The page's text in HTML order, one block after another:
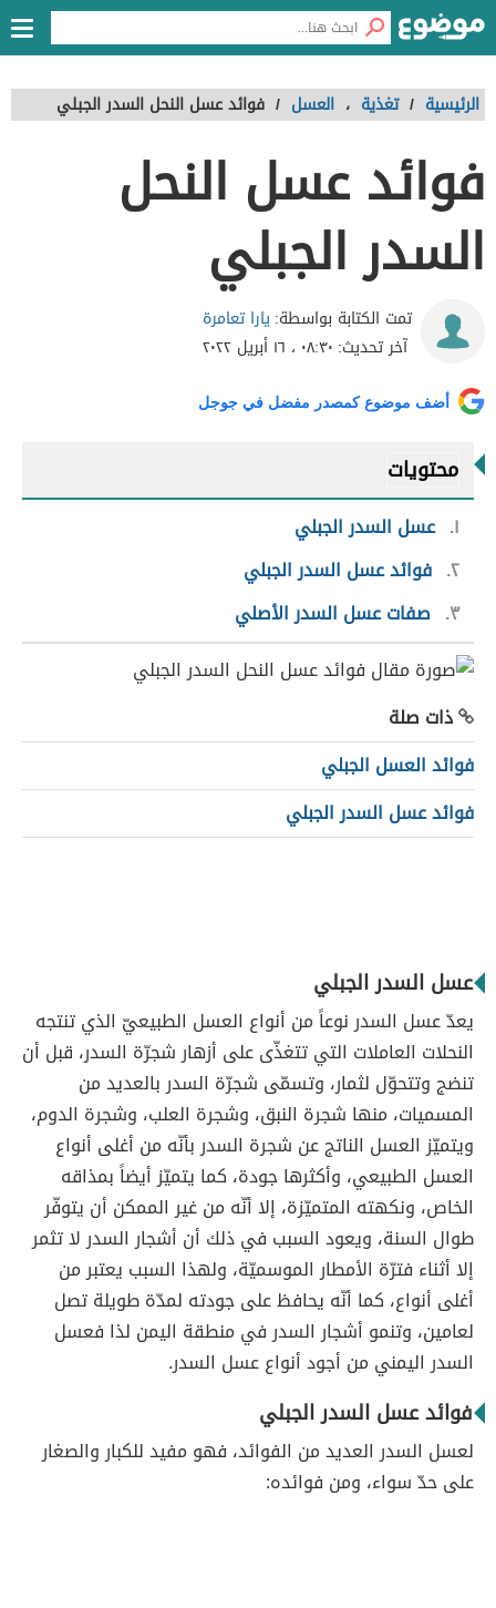
الرئيسية / تغذية ، العسل / فوائد عسل النحل السدر الجبلي
فوائد عسل النحل
السدر الجبلي
تمت الكتابة بواسطة: يارا تعامرة
آخر تحديث: ٠٨:٣٠ ، ١٦ أبريل ٢٠٢٢
أضف موضوع كمصدر مفضل في جوجل
محتويات
١ عسل السدر الجبلي
٢ فوائد عسل السدر الجبلي
٣
صفات عسل السدر الأصلي
ذات صلة
فوائد العسل الجبلي
فوائد عسل السدر الجبلي
عسل السدر الجبلي
يعدّ عسل السدر نوعاً من أنواع العسل الطبيعيّ الذي تنتجه
النحلات العاملات التي تتغذّى على أزهار شجرّة السدر، قبل أن
تنضج وتتحوّل لثمار، وتسمّى شجرّة السدر بالعديد من
المسميات، منها شجرة النبق، وشجرة العلب، وشجرة الدوم،
ويتميّز العسل الناتج عن شجرة السدر بأنّه من أغلى أنواع
العسل الطبيعي، وأكثرها جودة، كما يتميّز أيضاً بمذاقه
الخاص، ونكهته المتميّزة، إلا أنّه من غير الممكن أن يتوفّر
طوال السنة، ويعود السبب في ذلك أن أشجار السدر لا تثمر
إلا أثناء فترّة الأمطار الموسميّة، ولهذا السبب يعتبر من
أغلى أنواع، كما أنّه يحافظ على جودته لمدّة طويلة تصل
لعامين، وتنمو أشجار السدر في منطقة اليمن لذا فعسل
السدر اليمني من أجود أنواع عسل السدر.
فوائد عسل السدر الجبلي
لعسل السدر العديد من الفوائد، فهو مفيد للكبار والصغار
على حدّ سواء، ومن فوائده: